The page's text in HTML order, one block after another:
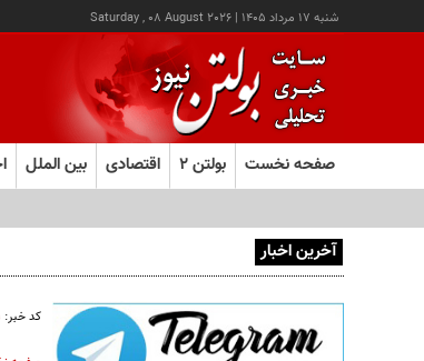
شنبه ۱۷ مرداد ۱۴۰۵ |
Saturday , 08 August 2026
صفحه نخست بولتن ۲ اقتصادی بین الملل
آخرین اخبار
کد خبر: